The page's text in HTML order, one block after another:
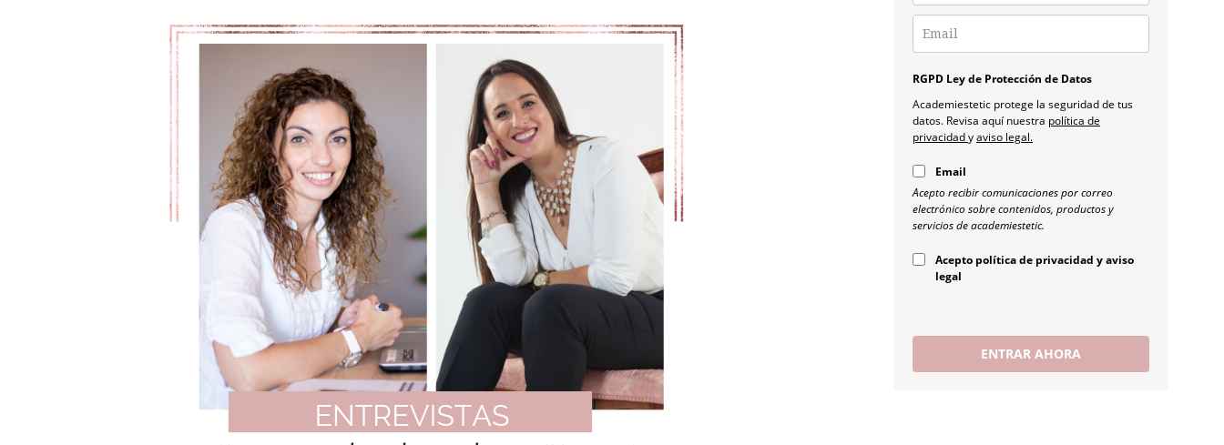
RGPD Ley de Protección de Datos
Academiestetic protege la seguridad de tus
datos. Revisa aquí nuestra política de
privacidadyaviso legal.
Email
Acepto recibir comunicaciones por correo
electrónico sobre contenidos, productos y
servicios de academiestetic.
Acepto política de privacidad y aviso
legal
ENTRAR AHORA